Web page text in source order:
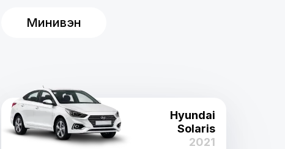
Минивэн
Hyundai
Solaris
2021